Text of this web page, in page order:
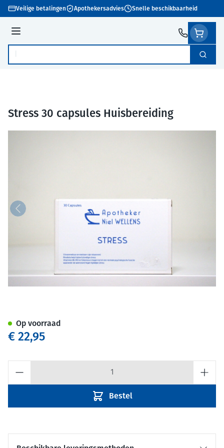
Ga naar de inhoud
Veilige betalingen Apothekersadvies Snelle beschikbaarheid
Menu
Product, merk, categorie... Zoek
Stress 30 capsules Huisbereiding
€ 22,95
Bestel
Op voorraad